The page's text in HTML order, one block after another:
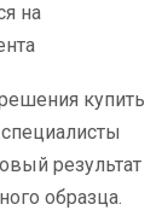
на
купить
результат
образца.